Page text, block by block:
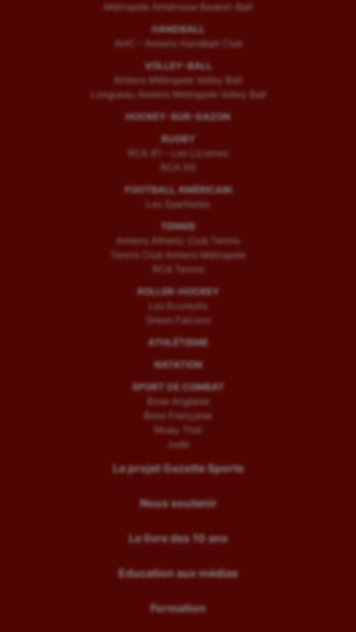
Métropole Amiénoise Basket-Ball
HANDBALL
AHC – Amiens Handball Club
VOLLEY-BALL
Amiens Métropole Volley Ball
Longueau Amiens Metropole Volley Ball
HOCKEY-SUR-GAZON
RUGBY
RCA (F) – Les Licornes
RCA (H)
FOOTBALL AMÉRICAIN
Les Spartiates
TENNIS
Amiens Athletic Club Tennis
Tennis Club Amiens Métropole
RCA Tennis
ROLLER-HOCKEY
Les Ecureuils
Green Falcons
ATHLÉTISME
NATATION
SPORT DE COMBAT
Boxe Anglaise
Boxe Française
Muay Thaï
Judo
Le projet Gazette Sports
Nous soutenir
Le livre des 10 ans
Education aux médias
Formation